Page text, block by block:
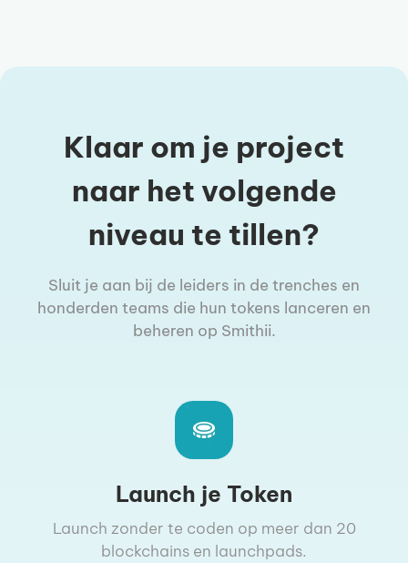
Klaar om je project
naar het volgende
niveau te tillen?
Sluit je aan bij de leiders in de trenches en
honderden teams die hun tokens lanceren en
beheren op Smithii.
Launch je Token
Launch zonder te coden op meer dan 20
blockchains en launchpads.